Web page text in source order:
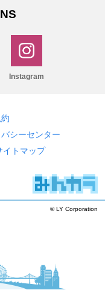
Instagram
シーセンター
イトマップ
© LY Corporation